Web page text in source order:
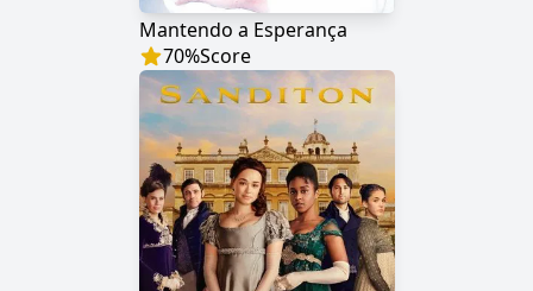
Mantendo a Esperança
70%Score